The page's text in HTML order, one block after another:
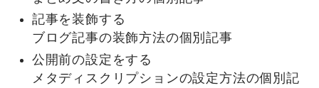
記事を装飾する
ブログ記事の装飾方法の個別記事
公開前の設定をする
メタディスクリプションの設定方法の個別記